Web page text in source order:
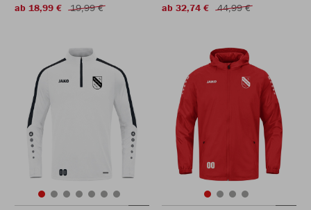
ab 18,99 €
19,99 €
ab 32,74 €
44,99 €